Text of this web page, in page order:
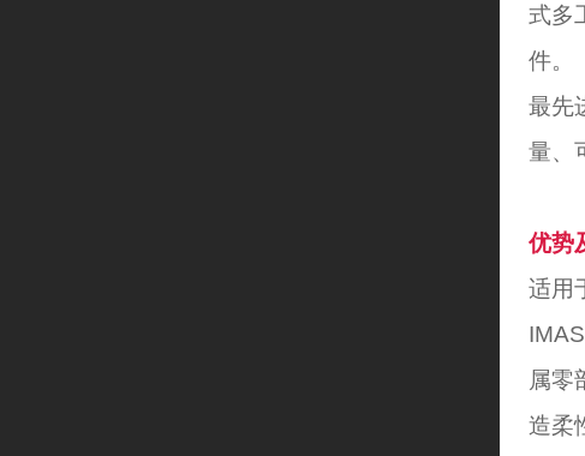
式多
件。
最先
量、
优势
适用
属零
造柔